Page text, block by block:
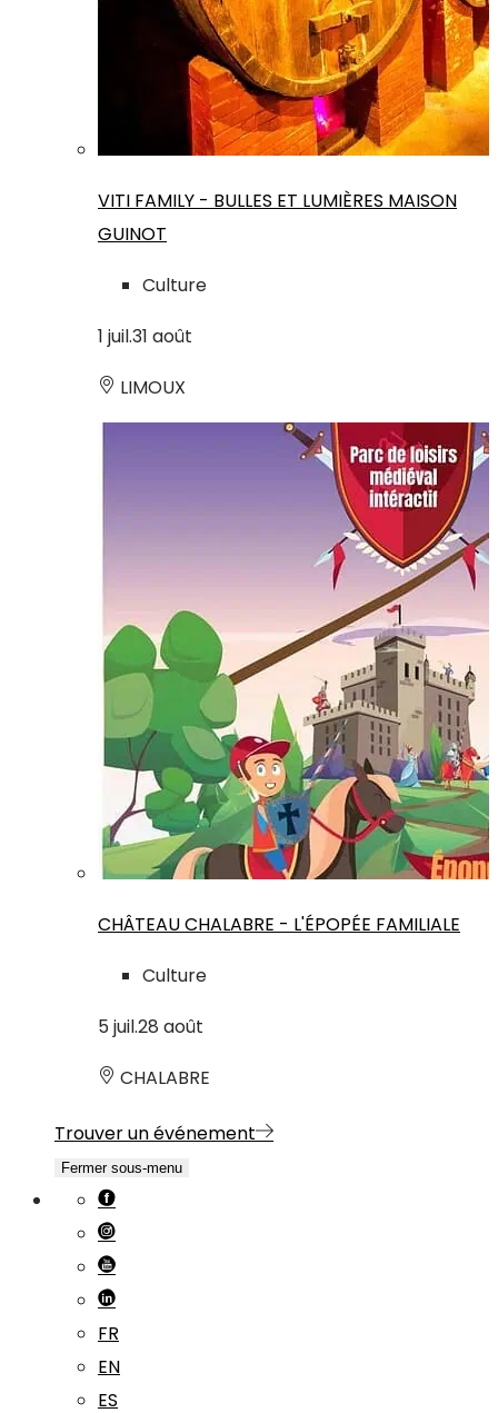
VITI FAMILY - BULLES ET LUMIÈRES MAISON
GUINOT
Culture
1 juil.31 août
LIMOUX
CHÂTEAU CHALABRE - L'ÉPOPÉE FAMILIALE
Culture
5 juil.28 août
CHALABRE
Trouver un événement
Fermer sous-menu
FR
EN
ES